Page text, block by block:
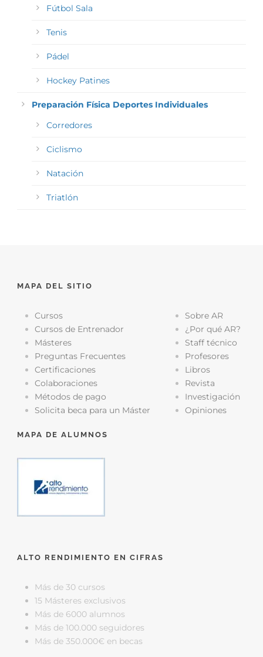
Fútbol Sala
Tenis
Pádel
Hockey Patines
Preparación Física Deportes Individuales
Corredores
Ciclismo
Natación
Triatlón
MAPA DEL SITIO
Cursos
Cursos de Entrenador
Másteres
Preguntas Frecuentes
Certificaciones
Colaboraciones
Métodos de pago
Solicita beca para un Máster
Sobre AR
¿Por qué AR?
Staff técnico
Profesores
Libros
Revista
Investigación
Opiniones
MAPA DE ALUMNOS
ALTO RENDIMIENTO EN CIFRAS
Más de 30 cursos
15 Másteres exclusivos
Más de 6000 alumnos
Más de 100.000 seguidores
Más de 350.000€ en becas